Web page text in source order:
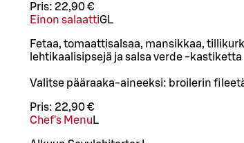
Pris: 22,90 €
Einon salaattiGL
Fetaa, tomaattisalsaa, mansikkaa,
lehtikaalisipsejä ja salsa verde -kastiketta
Valitse pääraaka-aineeksi: broilerin
Pris: 22,90 €
Chef's Menu L